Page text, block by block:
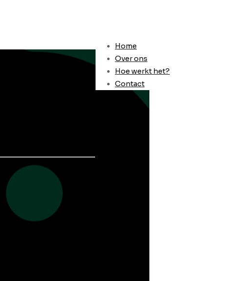
Home
Over ons
Hoe werkt het?
Contact